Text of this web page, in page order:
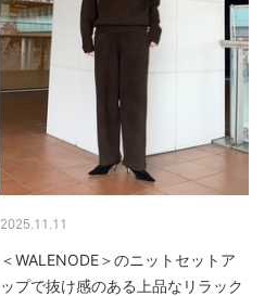
2025.11.11
＜WALENODE＞のニットセットア
ップで抜け感のある上品なリラック